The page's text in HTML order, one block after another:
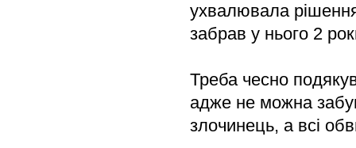
ухвалювала
забрав у нього 2
Треба чесно
адже не можна
злочинець, а всі